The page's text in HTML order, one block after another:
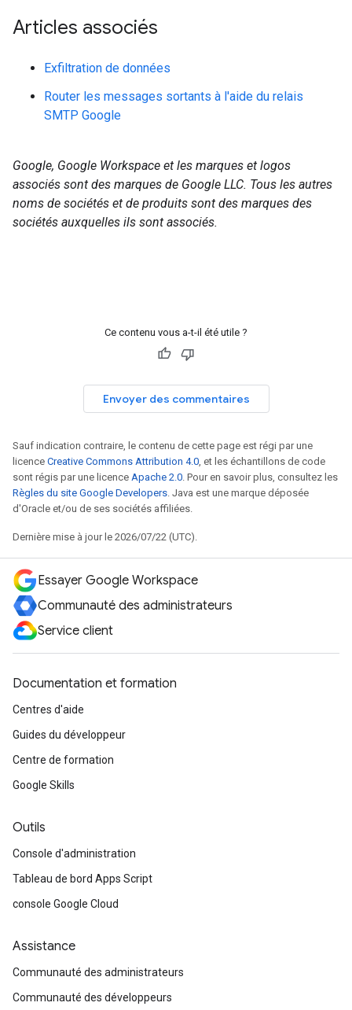
Articles associés
Exfiltration de données
Router les messages sortants à l'aide du relais
SMTP Google
Google, Google Workspace et les marques et logos
associés sont des marques de Google LLC. Tous les autres
noms de sociétés et de produits sont des marques des
sociétés auxquelles ils sont associés.
Ce contenu vous a-t-il été utile ?
Envoyer des commentaires
Sauf indication contraire, le contenu de cette page est régi par une
licence Creative Commons Attribution 4.0 , et les échantillons de code
sont régis par une licence Apache 2.0 . Pour en savoir plus, consultez les
Règles du site Google Developers . Java est une marque déposée
d'Oracle et/ou de ses sociétés affiliées.
Dernière mise à jour le 2026/07/22 (UTC).
Essayer Google Workspace
Communauté des administrateurs
Service client
Documentation et formation
Centres d'aide
Guides du développeur
Centre de formation
Google Skills
Outils
Console d'administration
Tableau de bord Apps Script
console Google Cloud
Assistance
Communauté des administrateurs
Communauté des développeurs